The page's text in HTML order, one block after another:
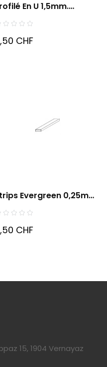
En U 1,5mm.
CHF
Evergreen 0,25mm
CHF
15, 1904 Vernayaz